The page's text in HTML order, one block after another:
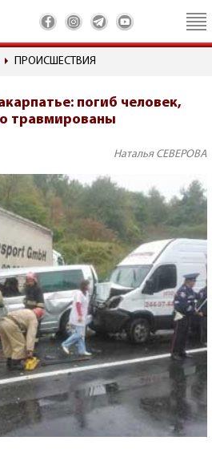
ПРОИСШЕСТВИЯ
погиб человек,
травмированы
Наталья СЕВЕРОВА